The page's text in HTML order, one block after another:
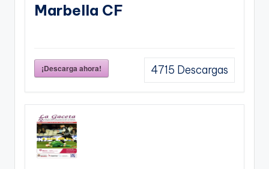
Marbella CF
¡Descarga ahora! 4715 Descargas